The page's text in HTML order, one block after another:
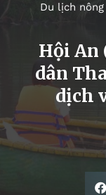
Du lịch
Hội An
dân
dịch